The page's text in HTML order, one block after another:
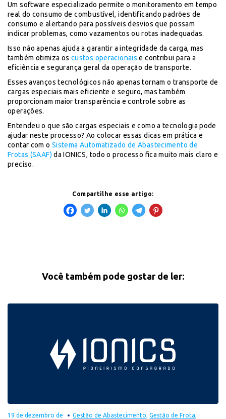
Um software especializado permite o monitoramento em tempo
real do consumo de combustível, identificando padrões de
consumo e alertando para possíveis desvios que possam
indicar problemas, como vazamentos ou rotas inadequadas.
Isso não apenas ajuda a garantir a integridade da carga, mas
também otimiza os custos operacionais e contribui para a
eficiência e segurança geral da operação de transporte.
Esses avanços tecnológicos não apenas tornam o transporte de
cargas especiais mais eficiente e seguro, mas também
proporcionam maior transparência e controle sobre as
operações.
Entendeu o que são cargas especiais e como a tecnologia pode
ajudar neste processo? Ao colocar essas dicas em prática e
contar com o Sistema Automatizado de Abastecimento de
Frotas (SAAF) da IONICS, todo o processo fica muito mais claro e
preciso.
Compartilhe esse artigo:
Você também pode gostar de ler:
19 de dezembro de
Gestão de Abastecimento,Gestão de Frota,